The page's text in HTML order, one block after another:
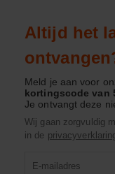
Altijd het
Meld je aan voor
kortingscode van
Je ontvangt deze
Wij gaan zorgvuldig
in de